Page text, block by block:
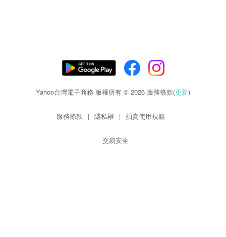
Yahoo台灣電子商務 版權所有 © 2026 服務條款(更新)
服務條款 | 隱私權 | 拍賣使用規範
交易安全